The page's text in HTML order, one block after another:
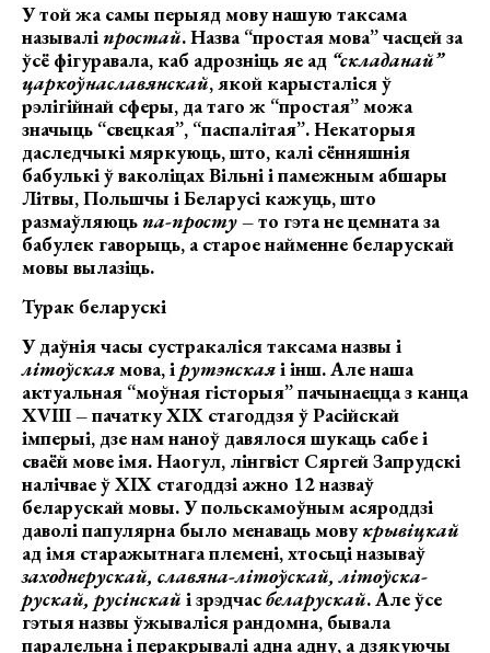
У той жа самы перыяд мову нашую таксама
называлі простай. Назва “простая мова” часцей за
ўсё фігуравала, каб адрозніць яе ад “складанай”
царкоўнаславянскай, якой карысталіся ў
рэлігійнай сферы, да таго ж “простая” можа
значыць “свецкая”, “паспалітая”. Некаторыя
даследчыкі мяркуюць, што, калі сённяшнія
бабулькі ў ваколіцах Вільні і памежным абшары
Літвы, Польшчы і Беларусі кажуць, што
размаўляюць па-просту– то гэта не цемната за
бабулек гаворыць, а старое найменне беларускай
мовы вылазіць.
Турак беларускі
У даўнія часы сустракаліся таксама назвы і
літоўскаямова, і рутэнскаяі інш. Але наша
актуальная “моўная гісторыя” пачынаецца з канца
XVIII – пачатку ХІХ стагоддзя ў Расійскай
імперыі, дзе нам наноў давялося шукаць сабе і
сваёй мове імя. Наогул, лінгвіст Сяргей Запрудскі
налічвае ў ХІХ стагоддзі ажно 12 назваў
беларускай мовы. У польскамоўным асяроддзі
даволі папулярна было менаваць мовукрывіцкай
ад імя старажытнага племені, хтосьці называў
заходнерускай, славяна-літоўскай, літоўска-
рускай, русінскай і зрэдчасбеларускай. Але ўсе
гэтыя назвы ўжываліся рандомна, бывала
паралельна і перакрывалі адна адну, а дзякуючы